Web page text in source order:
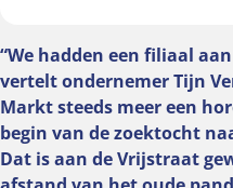
“We hadden een filiaal
vertelt ondernemer Tijn
Markt steeds meer een
begin van de zoektocht
Dat is aan de Vrijstraat